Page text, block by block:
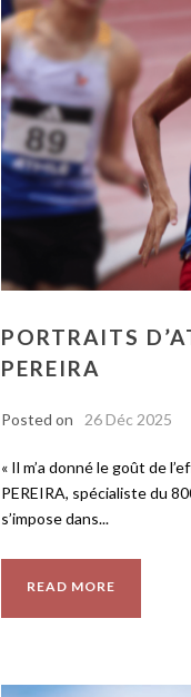
PORTRAITS
PEREIRA
Posted on 26 Déc 2025
« Il m’a donné le goût de
PEREIRA, spécialiste du
s’impose dans...
READ MORE